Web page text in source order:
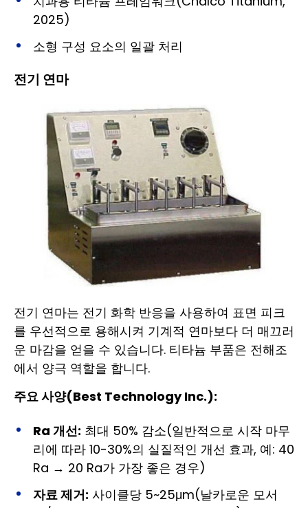
2025)
소형 구성 요소의 일괄 처리
전기 연마
전기 연마는 전기 화학 반응을 사용하여 표면 피크
를 우선적으로 용해시켜 기계적 연마보다 더 매끄러
운 마감을 얻을 수 있습니다. 티타늄 부품은 전해조
에서 양극 역할을 합니다.
주요 사양(Best Technology Inc.):
Ra 개선: 최대 50% 감소(일반적으로 시작 마무
리에 따라 10-30%의 실질적인 개선 효과, 예: 40
Ra → 20 Ra가 가장 좋은 경우)
자료 제거: 사이클당 5~25μm(날카로운 모서